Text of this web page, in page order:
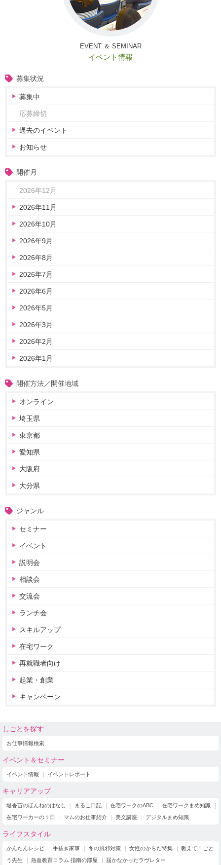
EVENT ＆ SEMINAR
イベント情報
募集状況
募集中
応募締切
過去のイベント
お知らせ
開催月
2026年12月
2026年11月
2026年10月
2026年9月
2026年8月
2026年7月
2026年6月
2026年5月
2026年3月
2026年2月
2026年1月
開催方法／開催地域
オンライン
埼玉県
東京都
愛知県
大阪府
大分県
ジャンル
セミナー
イベント
説明会
相談会
交流会
ランチ会
スキルアップ
在宅ワーク
再就職者向け
起業・創業
キャンペーン
しごとを探す
お仕事情報検索
イベント＆セミナー
イベント情報 イベントレポート
キャリアアップ
堤香苗のほんねのはなし まるこ日記 在宅ワークのABC
在宅ワークまめ知識
在宅ワーカーの１日
マムのお仕事紹介 美文講座 デジタルまめ知識
ライフスタイル
かんたんレシピ 手抜き家事 冬の風邪対策 女性のからだ特集
教えて！ごと
う先生
熱血教育コラム 指南の部屋 届かなかったラヴレター